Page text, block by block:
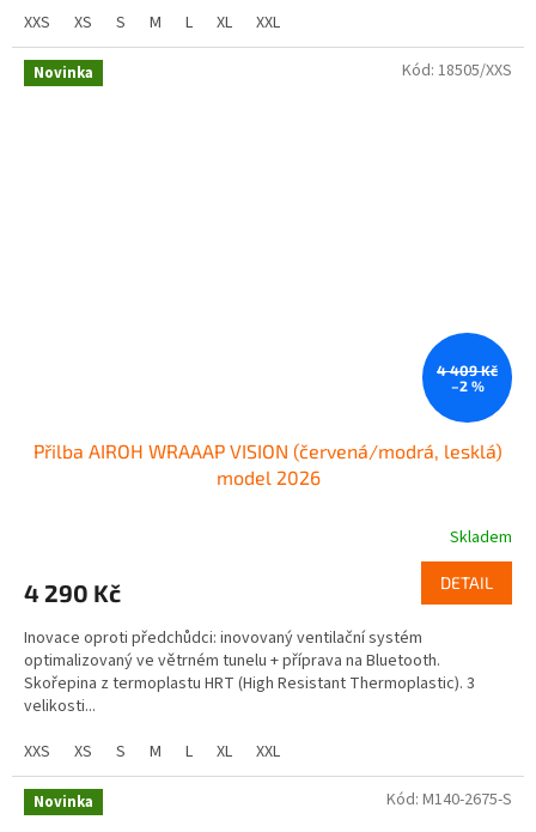
XXS
XS S M L XL XXL
Novinka
4 409 Kč
–2 %
Přilba AIROH WRAAAP VISION (červená/modrá, lesklá)
model 2026
Skladem
4 290 Kč DETAIL
Inovace oproti předchůdci: inovovaný ventilační systém
optimalizovaný ve větrném tunelu + příprava na Bluetooth.
Skořepina z termoplastu HRT (High Resistant Thermoplastic). 3
velikosti...
XXS
XS S M L XL XXL
Kód: 18505/XXS
Novinka Kód: M140-2675-S